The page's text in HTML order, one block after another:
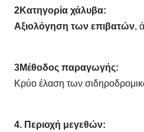
2Κατηγορία χάλυβα:
Αξιολόγηση των επιβατών,
3Μέθοδος παραγωγής:
Κρύο έλαση των
4. Περιοχή μεγεθών: